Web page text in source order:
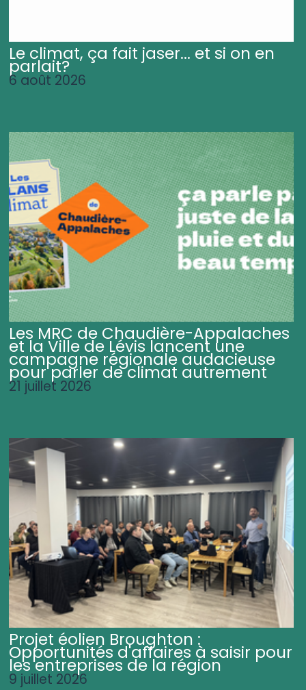
Le climat, ça fait jaser... et si on en
parlait?
6 août 2026
Les MRC de Chaudière-Appalaches
et la Ville de Lévis lancent une
campagne régionale audacieuse
pour parler de climat autrement
21 juillet 2026
Projet éolien Broughton :
Opportunités d'affaires à saisir pour
les entreprises de la région
9 juillet 2026